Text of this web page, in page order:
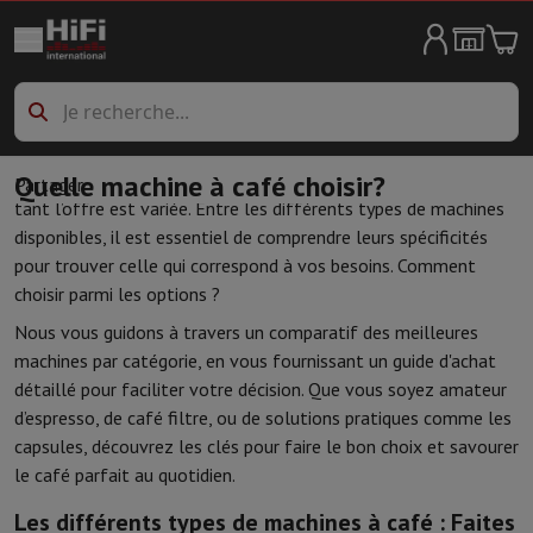
Ménage & Gros Électro
Lave-lingeLave-lingeLave-linge séchantAccessoires machines à
Sèche-lingeSèche-linge
Lave-vaisselleLave-vaisselle
CongélateursCongélateurs
Cuisinières CuisinièresRéchauds électriques
Cave à VinsCave de vieillissementCave de mise à température
FoursFours pose-libre
Micro-ondes Micro-ondes
AspirerTous les aspirateursAspirateur traîneauAspirateur balai
Nettoyer Nettoyeur haute pressionNettoyeur de vitresRobot
Entretien du lingeFer à repasserCentrale vapeurDéfroisseur
ClimatisationClimatiseur mobilePurificateur d'airVentilateur
Appareils encastrables
Lave-vaisselle encastrableLave-vaisselle full intégré
Refroidir et congéler
Combi frigo-congélateur encastrable
Quelle machine à café choisir?
Partager
Choisir une machine à café peut parfois sembler complexe
tant l’offre est variée. Entre les différents types de machines
disponibles, il est essentiel de comprendre leurs spécificités
pour trouver celle qui correspond à vos besoins. Comment
choisir parmi les options ?
Nous vous guidons à travers un comparatif des meilleures
machines par catégorie, en vous fournissant un guide d'achat
détaillé pour faciliter votre décision. Que vous soyez amateur
d’espresso, de café filtre, ou de solutions pratiques comme les
capsules, découvrez les clés pour faire le bon choix et savourer
le café parfait au quotidien.
Les différents types de machines à café : Faites